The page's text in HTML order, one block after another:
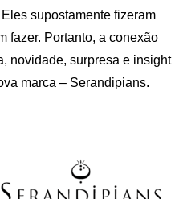
supostamente fizeram
fazer. Portanto, a conexão
novidade, surpresa e insight
marca – Serandipians.